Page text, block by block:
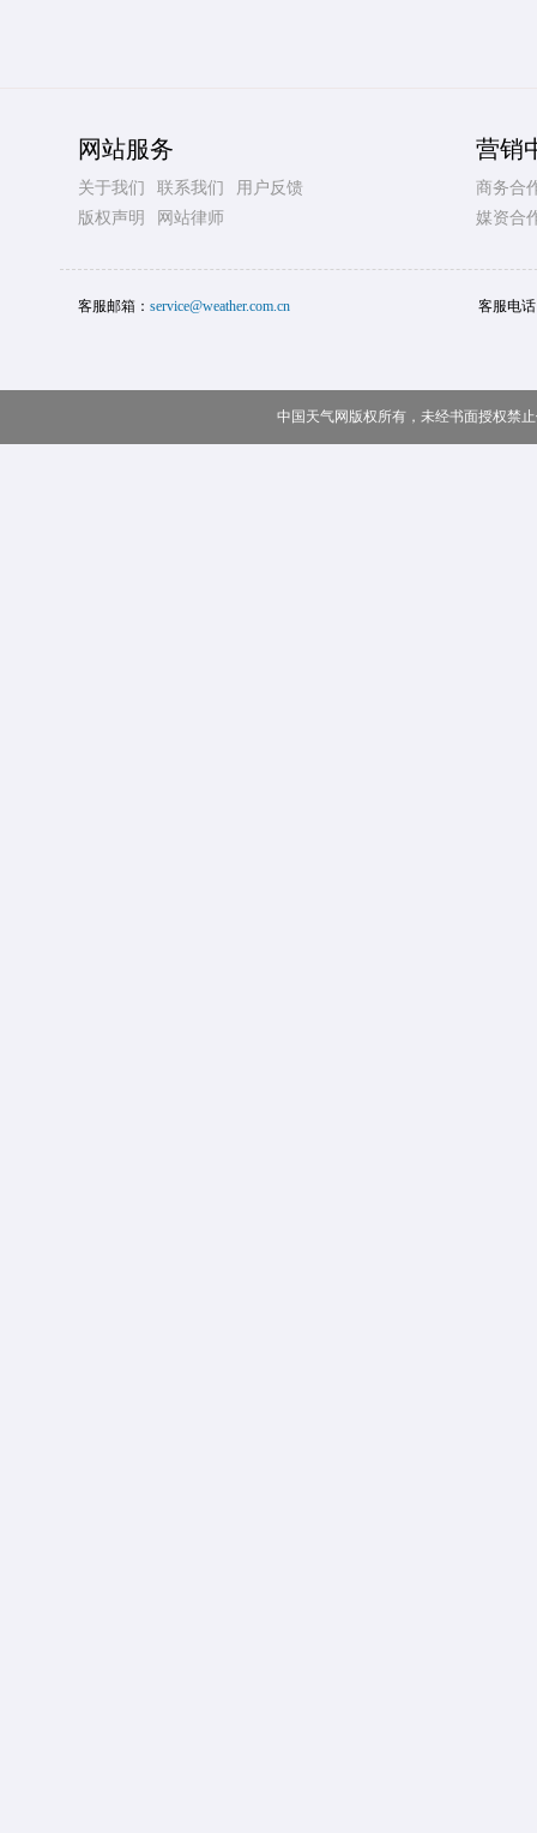
网站服务
关于我们 联系我们
用户反馈
版权声明
网站律师
营销
商务合
媒资合
客服邮箱： service@weather.com.cn 客服电
中国天气网版权所有，未经书面授权